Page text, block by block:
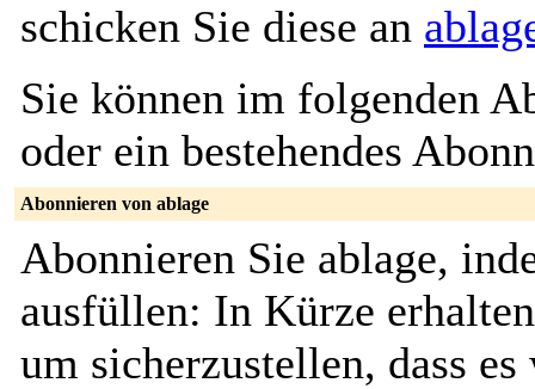
schicken Sie diese an
Sie können im folgenden
oder ein bestehendes
Abonnieren von ablage
Abonnieren Sie ablage,
ausfüllen: In Kürze
um sicherzustellen, dass